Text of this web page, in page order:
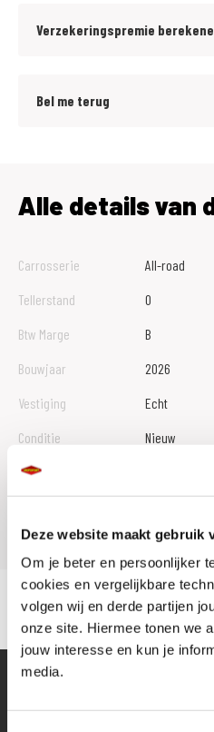
Deze website maakt gebruik
Om je beter en persoonlijker
cookies en vergelijkbare
volgen wij en derde partijen
onze site. Hiermee tonen we
jouw interesse en kun je
media.
Verzekeringspremie
Bel me terug
Alle details van
Carrosserie
All-road
Tellerstand
0
Btw Marge
B
Bouwjaar
2026
Vestiging
Echt
Conditie
Nieuw
Rijbewijs type